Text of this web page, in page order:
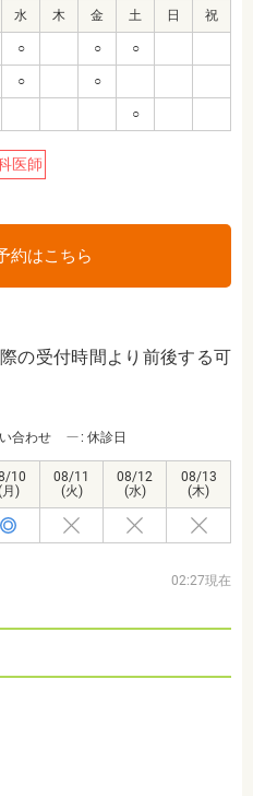
水 木 金 土 日 祝
○ ○ ○
○ ○
○
医師
約はこちら
の受付時間より前後する可
合わせ : 休診日
10
月)
08/11
(火)
08/12
(水)
08/13
(木)
02:27現在